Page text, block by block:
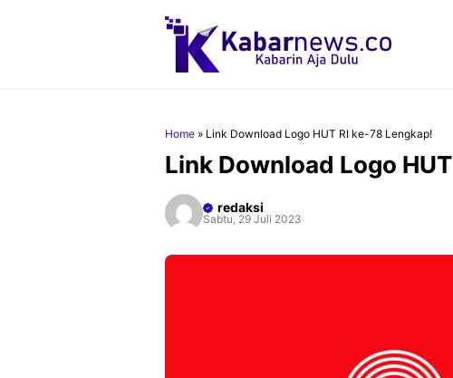
Home » Link Download Logo HUT RI ke-78 Lengkap!
Link Download Logo
redaksi
Sabtu, 29 Juli 2023